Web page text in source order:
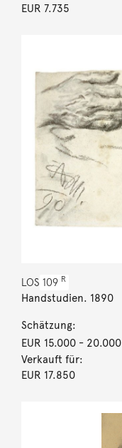
EUR 7.735
LOS 109 R
Handstudien. 1890
Schätzung:
EUR 15.000- 20.000
Verkauft für:
EUR 17.850